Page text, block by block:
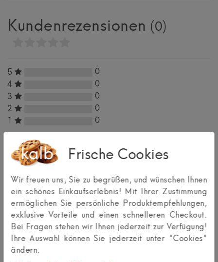
Kundenrezensionen (0)
5
0
4
0
3
0
2
0
1
0
Bewertungssterne
5
von
5
Bewertungssternen
4
von
5
Bewertungssternen
3
von
5
Bewertungssternen
2
von
5
Bewertungssternen
1
von
5
Bewertungssternen
Anzeigename
(optional)
Platzhalter
Überschrift
Frische Cookies
Wir freuen uns, Sie zu begrüßen, und wünschen Ihnen
ein schönes Einkaufserlebnis! Mit Ihrer Zustimmung
ermöglichen Sie persönliche Produktempfehlungen,
exklusive Vorteile und einen schnelleren Checkout.
Bei Fragen stehen wir Ihnen jederzeit zur Verfügung!
Ihre Auswahl können Sie jederzeit unter "Cookies"
ändern.